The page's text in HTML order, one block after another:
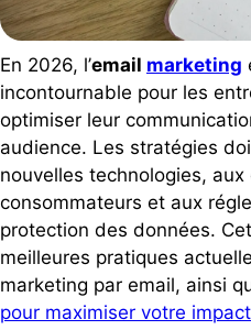
En 2026, l’email marketing
incontournable pour les
optimiser leur
audience. Les stratégies
nouvelles technologies,
consommateurs et aux
protection des données.
meilleures pratiques
marketing par email, ainsi
pour maximiser votre impact